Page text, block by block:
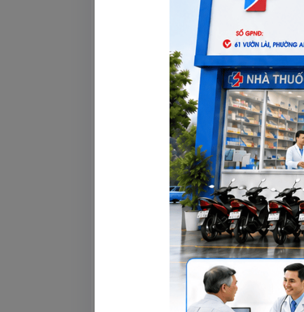
Khám
Khám lâm sàng định kỳ giúp ngăn
trị khi cần thiết. Đối với nhiều bệnh
âm…Bằng cách này, bác sĩ có thể
Tầm quan trọng của khám lâm
Việc khám lâm sàng đều đặn